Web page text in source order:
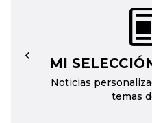
MI
Noticias
temas
←